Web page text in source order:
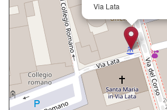
Via Lata